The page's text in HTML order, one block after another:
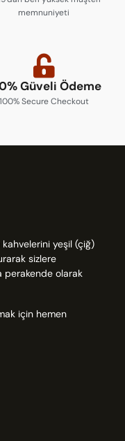
memnuniyeti
Güveli Ödeme
100% Secure Checkout
yeşil (çiğ)
sizlere
perakende olarak
için hemen